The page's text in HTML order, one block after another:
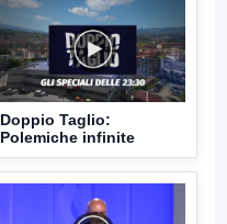
Doppio Taglio:
Polemiche infinite